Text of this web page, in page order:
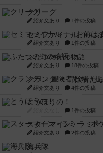
クリーグ
紹介文あり 1件の投稿
セミファイナル ～お
紹介文あり 1件の投稿
ふたつの街の物語
紹介文あり 18件の投稿
クランク! ：冒険者たち
紹介文あり 4件の投稿
とうほうの！
1件の投稿
スターマイン・ラミ
紹介文あり 2件の投稿
海兵隊